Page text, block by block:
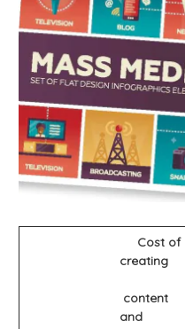
Cost of
creating
content
and